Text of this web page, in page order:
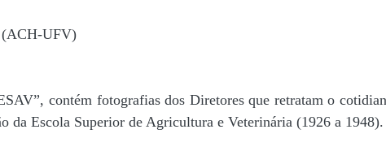
(ACH-UFV)
contém fotografias dos Diretores que retratam o
da Escola Superior de Agricultura e Veterinária (1926 a 1948).